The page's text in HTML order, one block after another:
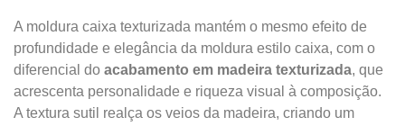
A moldura caixa texturizada mantém o mesmo efeito de
profundidade e elegância da moldura estilo caixa, com o
diferencial do acabamento em madeira texturizada, que
acrescenta personalidade e riqueza visual à composição.
A textura sutil realça os veios da madeira, criando um